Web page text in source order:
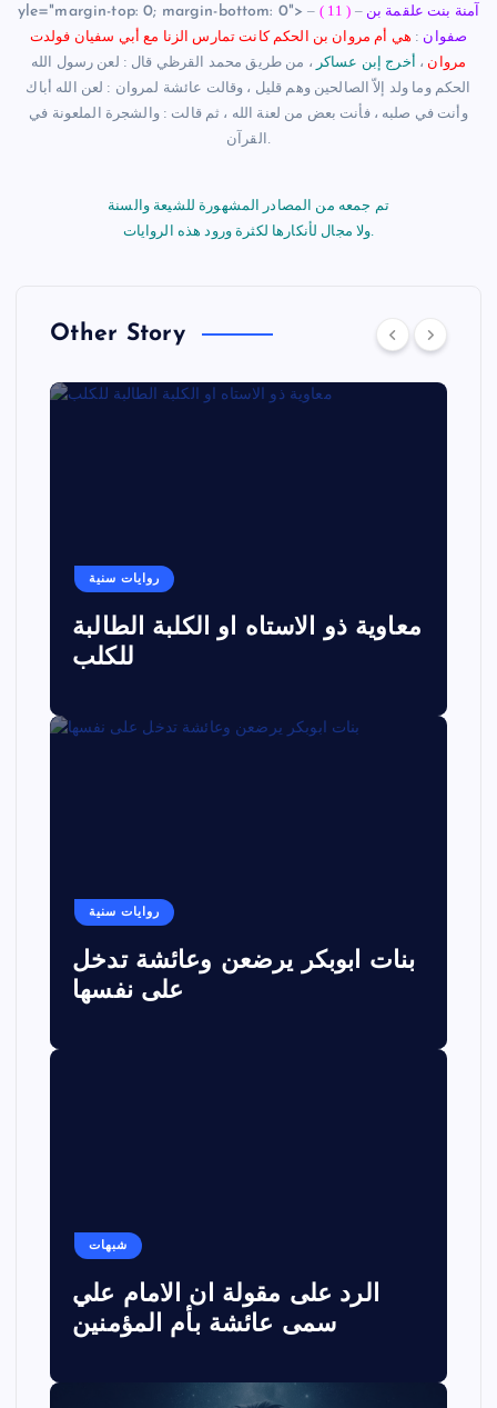
yle="margin-top: 0; margin-bottom: 0">– ( 11 ) – آمنة بنت علقمة بن
صفوان : هي أم مروان بن الحكم كانت تمارس الزنا مع أبي سفيان فولدت
مروان ، أخرج إبن عساكر ، من طريق محمد القرظي قال : لعن رسول الله
الحكم وما ولد إلاّ الصالحين وهم قليل ، وقالت عائشة لمروان : لعن الله أباك
و أنت في صلبه ، فأنت بعض من لعنة الله ، ثم قالت : والشجرة الملعونة في
تم جمعه من المصادر المشهورة للشيعة والسنة
Other Story
روايات سنية
معاوية ذو الاستاه او الكلبة الطالبة
للكلب
روايات سنية
بنات ابوبكر يرضعن وعائشة تدخل
على نفسها
شبهات
الرد على مقولة ان الامام علي
سمى عائشة بأم المؤمنين